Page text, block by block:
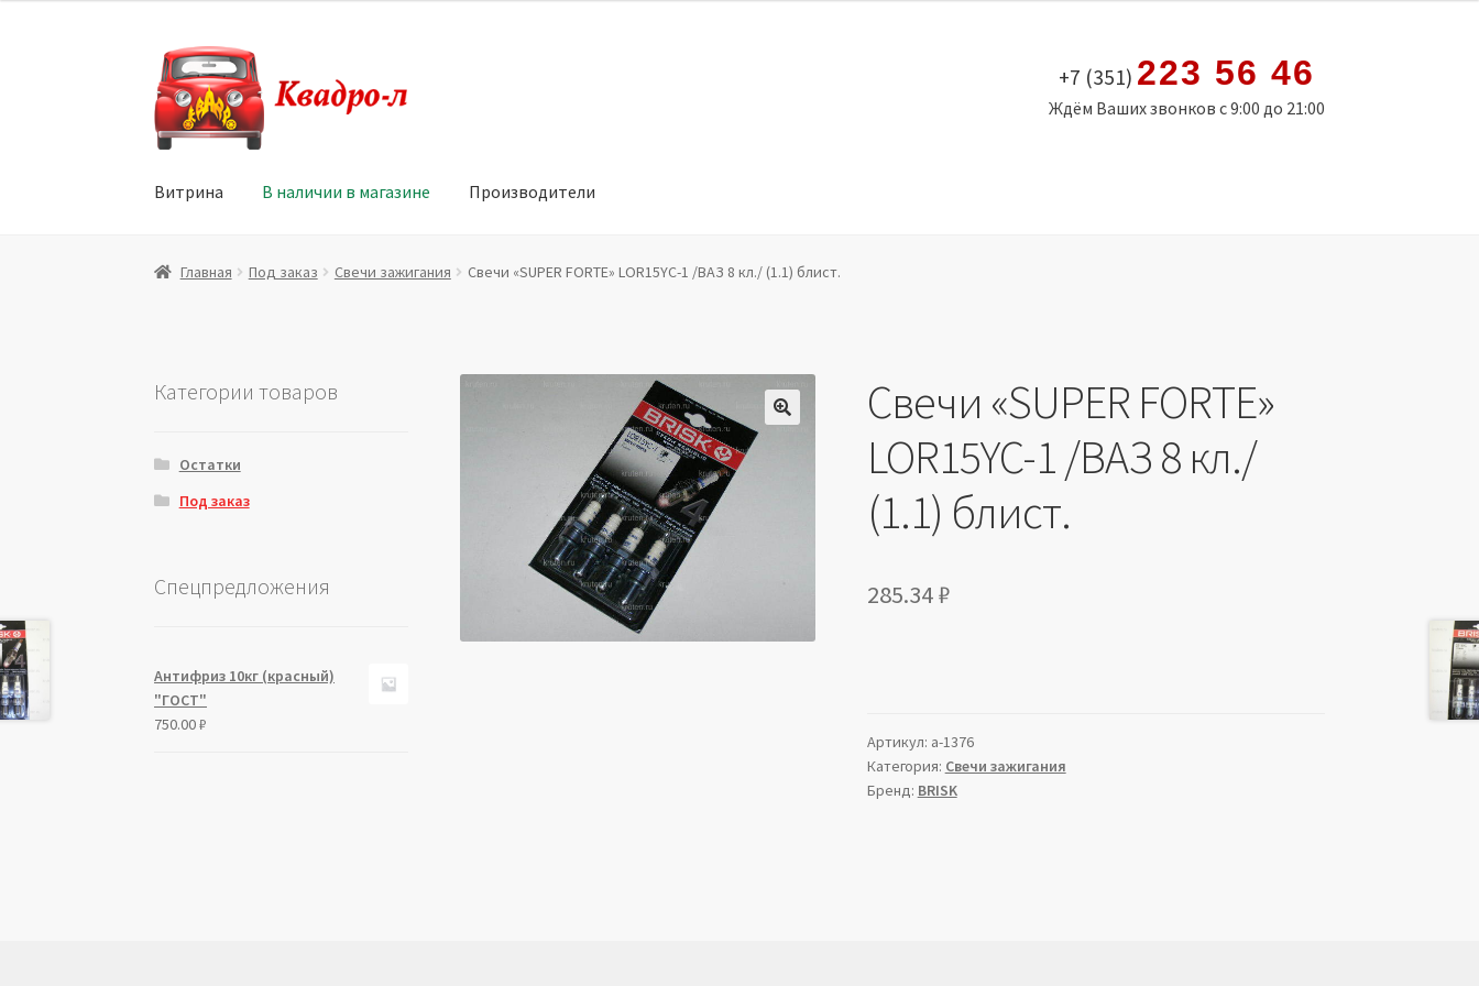
Перейти
к
навигации
Перейти
к
содержимому
+7 (351) 223 56 46
Ждём Ваших звонков с 9:00 до 21:00
Витрина В наличии в магазине Производители
Главная Витрина Мой аккаунт Политика в отношении обработки персональных данных
Главная Под заказ Свечи зажигания Свечи «SUPER FORTE» LOR15YC-1 /ВАЗ 8 кл./ (1.1) блист.
Свечи «SUPER FORTE»
LOR15YC-1 /ВАЗ 8 кл./
(1.1) блист.
285.34₽
Артикул: a-1376
Категория: Свечи зажигания
Бренд: BRISK
Категории товаров
Остатки
Под заказ
Спецпредложения
Антифриз 10кг (красный)
"ГОСТ"
750.00₽